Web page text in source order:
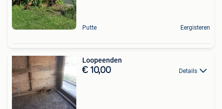
Putte Eergisteren
Loopeenden
€ 10,00 Details